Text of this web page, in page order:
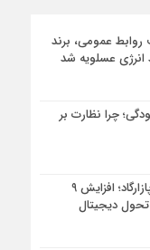
عمومی، برند
عسلویه شد
چرا نظارت بر
رشد ۴۱ درصدی سود خالص پازارگاد؛ افزایش ۹
تحول دیجیتال